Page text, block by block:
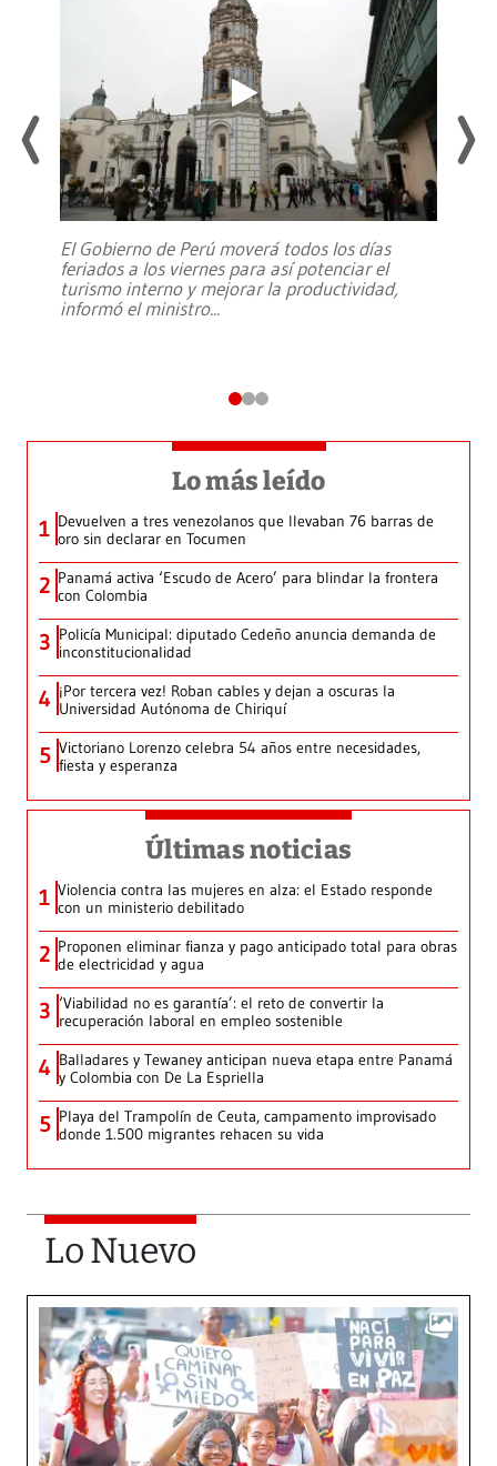
El Gobierno de Perú moverá todos los días
feriados a los viernes para así potenciar el
turismo interno y mejorar la productividad,
informó el ministro...
Lo más leído
1 Devuelven a tres venezolanos que llevaban 76 barras de
oro sin declarar en Tocumen
2 Panamá activa ‘Escudo de Acero’ para blindar la frontera
con Colombia
3 Policía Municipal: diputado Cedeño anuncia demanda de
inconstitucionalidad
4 ¡Por tercera vez! Roban cables y dejan a oscuras la
Universidad Autónoma de Chiriquí
5 Victoriano Lorenzo celebra 54 años entre necesidades,
fiesta y esperanza
Últimas noticias
1 Violencia contra las mujeres en alza: el Estado responde
con un ministerio debilitado
2 Proponen eliminar fianza y pago anticipado total para obras
de electricidad y agua
3 ‘Viabilidad no es garantía’: el reto de convertir la
recuperación laboral en empleo sostenible
4 Balladares y Tewaney anticipan nueva etapa entre Panamá
y Colombia con De La Espriella
5 Playa del Trampolín de Ceuta, campamento improvisado
donde 1.500 migrantes rehacen su vida
Lo Nuevo